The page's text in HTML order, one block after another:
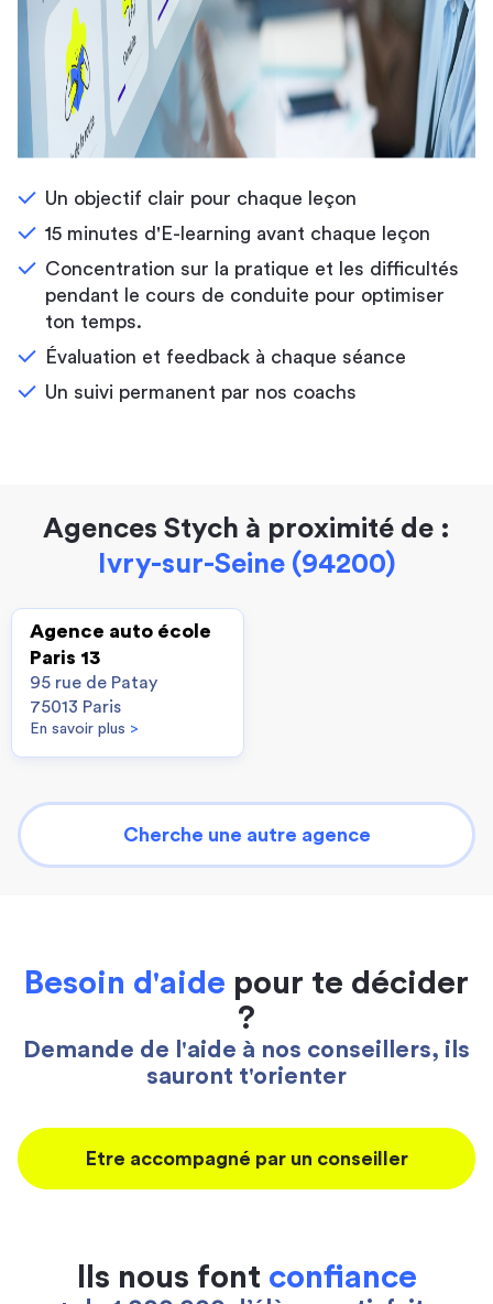
Un objectif clair pour chaque leçon
15 minutes d'E-learning avant chaque leçon
Concentration sur la pratique et les difficultés
pendant le cours de conduite pour optimiser
ton temps.
Évaluation et feedback à chaque séance
Un suivi permanent par nos coachs
Agences Stych à proximité de :
Ivry-sur-Seine (94200)
Agence auto école
Paris 13
95 rue de Patay
75013 Paris
En savoir plus >
Cherche une autre agence
Besoin d'aide pour te décider
?
Demande de l'aide à nos conseillers, ils
sauront t'orienter
Etre accompagné par un conseiller
Ils nous font confiance